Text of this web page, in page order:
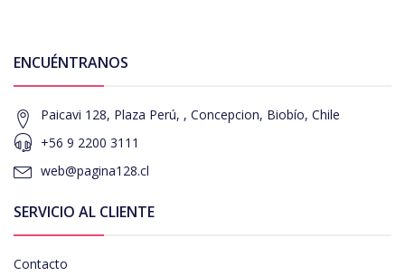
ENCUÉNTRANOS
Paicavi 128, Plaza Perú, , Concepcion, Biobío, Chile
+56 9 2200 3111
web@pagina128.cl
SERVICIO AL CLIENTE
Contacto